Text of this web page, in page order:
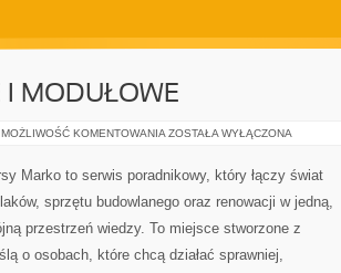
I MODUŁOWE
MOŻLIWOŚĆ KOMENTOWANIA DOMY
MODUŁOWE
ZOSTAŁA WYŁĄCZONA
Marko to serwis poradnikowy, który łączy świat
sprzętu budowlanego oraz renowacji w jedną,
przestrzeń wiedzy. To miejsce stworzone z
o osobach, które chcą działać sprawniej,